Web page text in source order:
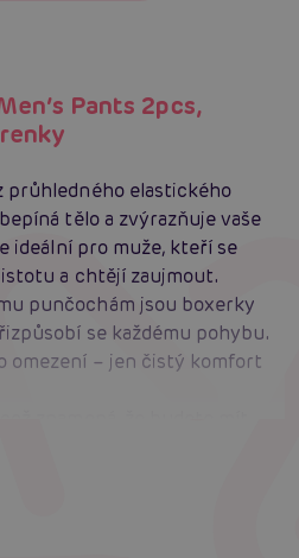
Pants 2pcs,
průhledného elastického
tělo a zvýrazňuje vaše
ideální pro muže, kteří se
a chtějí zaujmout.
punčochám jsou boxerky
se každému pohybu.
omezení – jen čistý komfort
Ideální pro každodenní
je nejen příjemný na